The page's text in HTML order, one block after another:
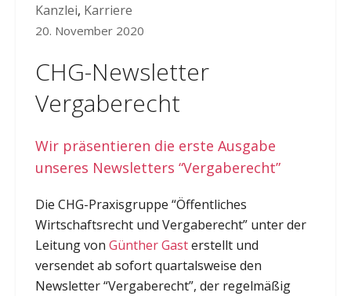
Kanzlei, Karriere
20. November 2020
CHG-Newsletter
Vergaberecht
Wir präsentieren die erste Ausgabe
unseres Newsletters “Vergaberecht”
Die CHG-Praxisgruppe “Öffentliches
Wirtschaftsrecht und Vergaberecht” unter der
Leitung von Günther Gasterstellt und
versendet ab sofort quartalsweise den
Newsletter “Vergaberecht”, der regelmäßig